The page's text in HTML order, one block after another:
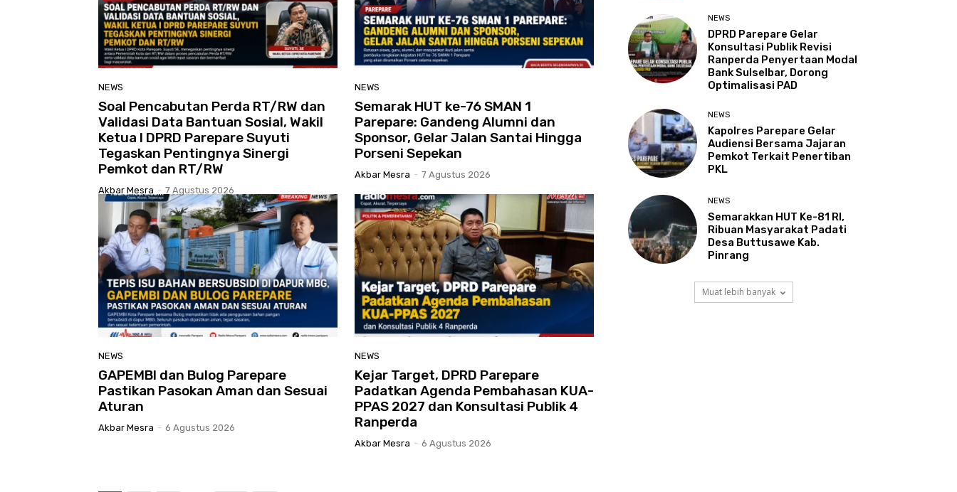
NEWS
Soal Pencabutan Perda RT/RW dan
Validasi Data Bantuan Sosial, Wakil
Ketua I DPRD Parepare Suyuti
Tegaskan Pentingnya Sinergi
Pemkot dan RT/RW
Akbar Mesra - 7 Agustus 2026
NEWS
Semarak HUT ke-76 SMAN 1
Parepare: Gandeng Alumni dan
Sponsor, Gelar Jalan Santai Hingga
Porseni Sepekan
Akbar Mesra - 7 Agustus 2026
NEWS
GAPEMBI dan Bulog Parepare
Pastikan Pasokan Aman dan Sesuai
Aturan
Akbar Mesra - 6 Agustus 2026
NEWS
Kejar Target, DPRD Parepare
Padatkan Agenda Pembahasan KUA-
PPAS 2027 dan Konsultasi Publik 4
Ranperda
Akbar Mesra - 6 Agustus 2026
NEWS
DPRD Parepare Gelar
Konsultasi Publik Revisi
Ranperda Penyertaan Modal
Bank Sulselbar, Dorong
Optimalisasi PAD
NEWS
Kapolres Parepare Gelar
Audiensi Bersama Jajaran
Pemkot Terkait Penertiban
PKL
NEWS
Semarakkan HUT Ke-81 RI,
Ribuan Masyarakat Padati
Desa Buttusawe Kab.
Pinrang
Muat lebih banyak